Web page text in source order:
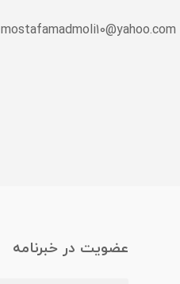
mostafamadmoli10@yahoo.com
عضویت در خبرنامه